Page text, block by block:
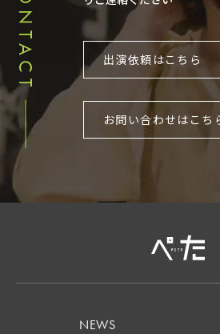
CONTACT 出演依頼はこちら
お問い合わせはこち
NEWS